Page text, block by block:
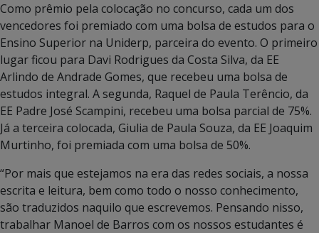
Como prêmio pela colocação no concurso, cada um dos
vencedores foi premiado com uma bolsa de estudos para o
Ensino Superior na Uniderp, parceira do evento. O primeiro
lugar ficou para Davi Rodrigues da Costa Silva, da EE
Arlindo de Andrade Gomes, que recebeu uma bolsa de
estudos integral. A segunda, Raquel de Paula Terêncio, da
EE Padre José Scampini, recebeu uma bolsa parcial de 75%.
Já a terceira colocada, Giulia de Paula Souza, da EE Joaquim
Murtinho, foi premiada com uma bolsa de 50%.
“Por mais que estejamos na era das redes sociais, a nossa
escrita e leitura, bem como todo o nosso conhecimento,
são traduzidos naquilo que escrevemos. Pensando nisso,
trabalhar Manoel de Barros com os nossos estudantes é